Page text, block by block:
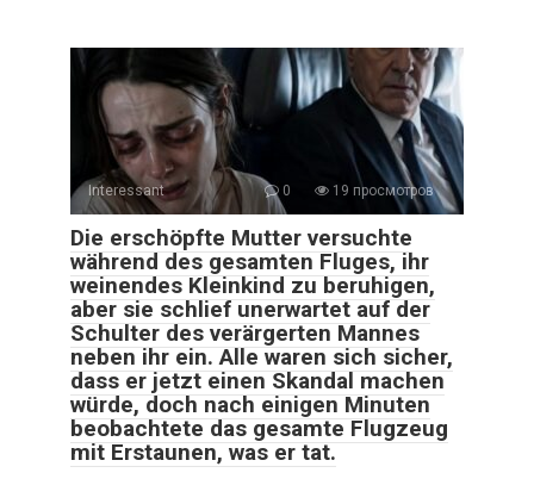
Interessant 0 19 просмотров
Die erschöpfte Mutter versuchte
während des gesamten Fluges, ihr
weinendes Kleinkind zu beruhigen,
aber sie schlief unerwartet auf der
Schulter des verärgerten Mannes
neben ihr ein. Alle waren sich sicher,
dass er jetzt einen Skandal machen
würde, doch nach einigen Minuten
beobachtete das gesamte Flugzeug
mit Erstaunen, was er tat.